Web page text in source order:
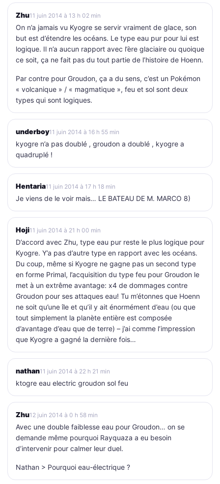
Zhu11 juin 2014 à 13 h 02 min
On n’a jamais vu Kyogre se servir vraiment de glace, son
but est d’étendre les océans. Le type eau pur pour lui est
logique. Il n’a aucun rapport avec l’ère glaciaire ou quoique
ce soit, ça ne fait pas du tout partie de l’histoire de Hoenn.
Par contre pour Groudon, ça a du sens, c’est un Pokémon
« volcanique » / « magmatique », feu et sol sont deux
types qui sont logiques.
underboy11 juin 2014 à 16 h 55 min
kyogre n’a pas doublé , groudon a doublé , kyogre a
quadruplé !
Hentaria11 juin 2014 à 17 h 18 min
Je viens de le voir mais… LE BATEAU DE M. MARCO 8)
Hoji11 juin 2014 à 21 h 00 min
D’accord avec Zhu, type eau pur reste le plus logique pour
Kyogre. Y’a pas d’autre type en rapport avec les océans.
Du coup, même si Kyogre ne gagne pas un second type
en forme Primal, l’acquisition du type feu pour Groudon le
met à un extrême avantage: x4 de dommages contre
Groudon pour ses attaques eau! Tu m’étonnes que Hoenn
ne soit qu’une île et qu’il y ait énormément d’eau (ou que
tout simplement la planète entière est composée
d’avantage d’eau que de terre) – j’ai comme l’impression
que Kyogre a gagné la dernière fois…
nathan11 juin 2014 à 22 h 21 min
ktogre eau electric groudon sol feu
Zhu12 juin 2014 à 0 h 58 min
Avec une double faiblesse eau pour Groudon… on se
demande même pourquoi Rayquaza a eu besoin
d’intervenir pour calmer leur duel.
Nathan > Pourquoi eau-électrique ?